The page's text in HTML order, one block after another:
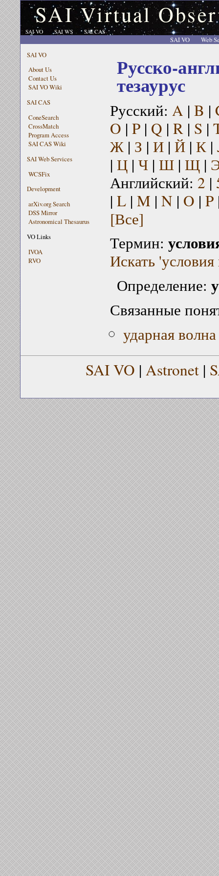
SAI Virtual
SAI VO SAI WS SAI CAS
SAI VO
Web
SAI VO
About Us
Contact Us
SAI VO Wiki
SAI CAS
ConeSearch
CrossMatch
Program Access
SAI CAS Wiki
SAI Web Services
WCSFix
Development
arXiv.org Search
DSS Mirror
Astronomical Thesaurus
VO Links
IVOA
RVO
Русско-
тезаурус
Русский: A | B |
O | P| Q | R| S |
Ж| З | И| Й| К|
| Ц| Ч| Ш| Щ|
Английский: 2 |
| L| M | N | O | P
[Все]
Термин:
Искать
Определение:
Связанные
ударная волна
SAI VO | Astronet |